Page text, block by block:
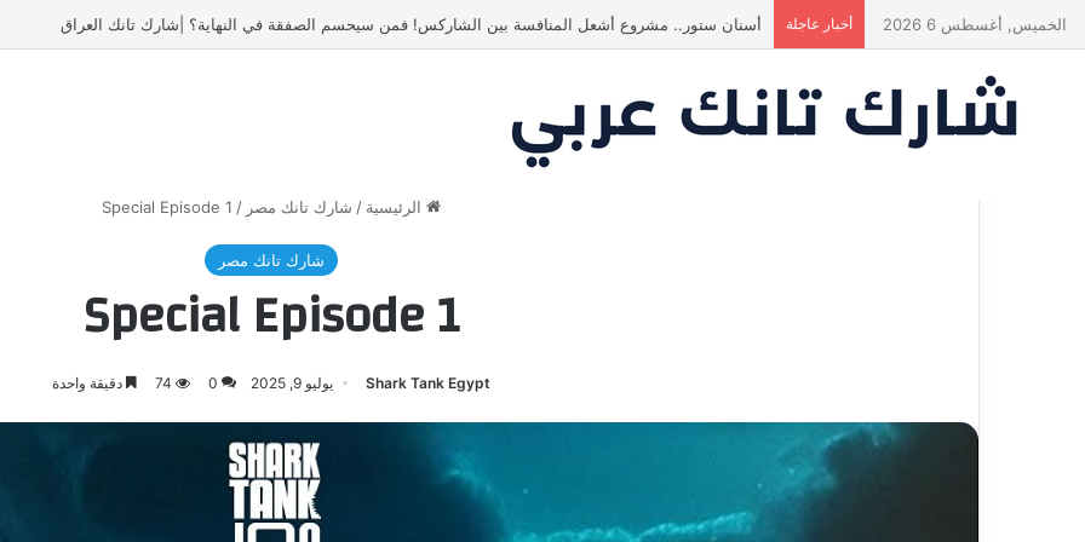
الخميس, أغسطس 6 2026 أخبار عاجلة ياسين منصور كان ليه رأي تاني خالص! انبهر بالفكرة وآمن برائد الأعمال
الرئيسية / شارك تانك مصر /
Special Episode 1
شارك تانك مصر
Special Episode 1
Shark Tank Egypt يوليو 9, 2025 0
74 دقيقة واحدة